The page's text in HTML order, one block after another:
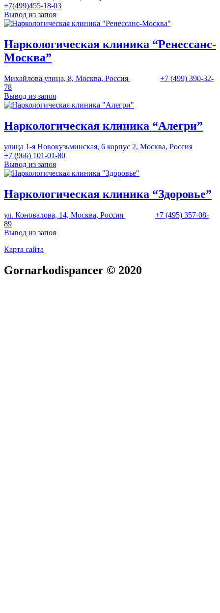
+7(499)455-18-03
Вывод из запоя
Наркологическая клиника “Ренессанс-
Москва”
Михайлова улица, 8, Москва, Россия
+7 (499) 390-32-
78
Вывод из запоя
Наркологическая клиника “Алегри”
улица 1-я Новокузьминская, 6 корпус 2, Москва, Россия
+7 (966) 101-01-80
Вывод из запоя
Наркологическая клиника “Здоровье”
ул. Коновалова, 14, Москва, Россия
+7 (495) 357-08-
89
Вывод из запоя
Карта сайта
Gornarkodispancer © 2020